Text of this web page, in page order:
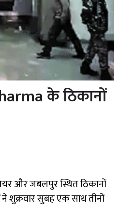
के ठिकानों
और जबलपुर स्थित ठिकानों
ने शुक्रवार सुबह एक साथ तीनों